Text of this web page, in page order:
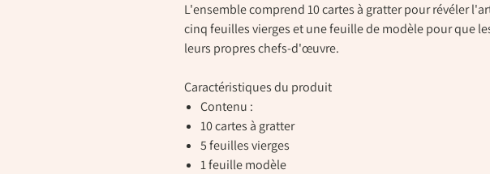
L'ensemble comprend 10 cartes à gratter pour révéler
cinq feuilles vierges et une feuille de modèle pour que
leurs propres chefs-d'œuvre.
Caractéristiques du produit
Contenu :
10 cartes à gratter
5 feuilles vierges
1 feuille modèle